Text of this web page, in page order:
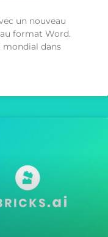
un nouveau
format Word.
mondial dans